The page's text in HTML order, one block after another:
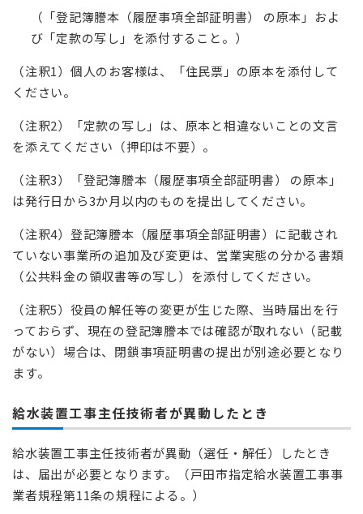
（「登記簿謄本（履歴事項全部証明書） の原本」およ
び「定款の写し」を添付すること。）
（注釈1）個人のお客様は、「住民票」の原本を添付して
ください。
（注釈2）「定款の写し」は、原本と相違ないことの文言
を添えてください（押印は不要）。
（注釈3）「登記簿謄本（履歴事項全部証明書） の原本」
は発行日から3か月以内のものを提出してください。
（注釈4）登記簿謄本（履歴事項全部証明書）に記載され
ていない事業所の追加及び変更は、営業実態の分かる書類
（公共料金の領収書等の写し）を添付してください。
（注釈5）役員の解任等の変更が生じた際、当時届出を行
っておらず、現在の登記簿謄本では確認が取れない（記載
がない）場合は、閉鎖事項証明書の提出が別途必要となり
ます。
給水装置工事主任技術者が異動したとき
給水装置工事主任技術者が異動（選任・解任）したとき
は、届出が必要となります。（戸田市指定給水装置工事事
業者規程第11条の規程による。）